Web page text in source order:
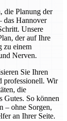
die Planung der
das Hannover
Unsere
der auf Ihre
zu einem
Nerven.
Sie Ihren
professionell. Wir
die
Gutes. So können
– ohne Sorgen,
an Ihrer Seite.